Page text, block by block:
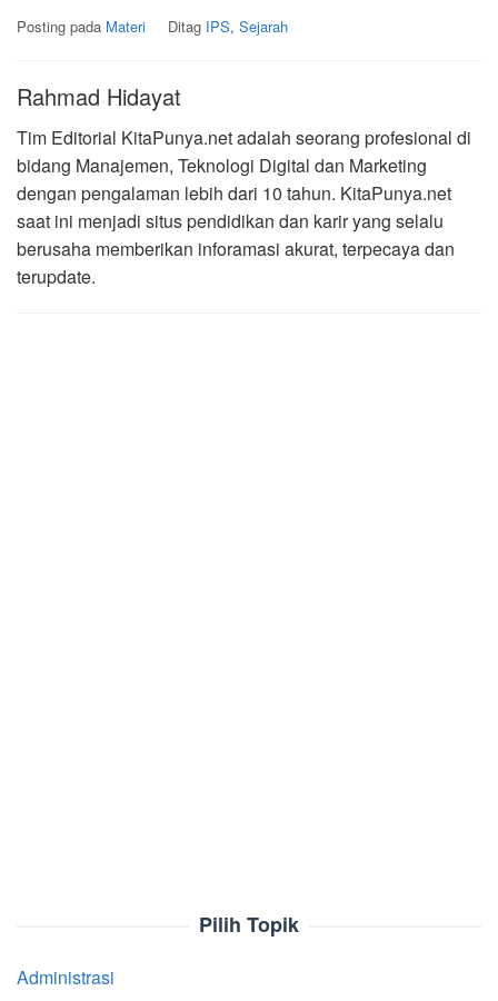
Posting pada Materi Ditag IPS, Sejarah
Rahmad Hidayat
Tim Editorial KitaPunya.net adalah seorang profesional di
bidang Manajemen, Teknologi Digital dan Marketing
dengan pengalaman lebih dari 10 tahun. KitaPunya.net
saat ini menjadi situs pendidikan dan karir yang selalu
berusaha memberikan inforamasi akurat, terpecaya dan
terupdate.
Pilih Topik
Administrasi